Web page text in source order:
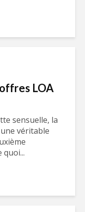
LOA
sensuelle, la
véritable